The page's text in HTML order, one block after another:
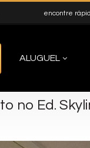
encontre
ALUGUEL
no Ed.